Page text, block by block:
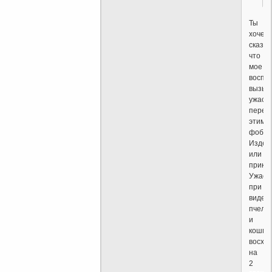
Ты
что
мое
ужас
перед
этими
или
Ужас
при
виде
пчелы
и
на
2